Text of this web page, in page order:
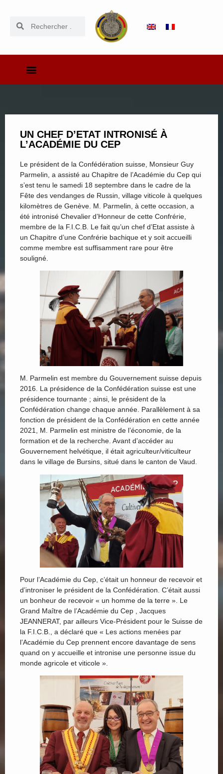
UN CHEF D’ETAT INTRONISÉ À
L’ACADÉMIE DU CEP
Le président de la Confédération suisse, Monsieur Guy
Parmelin, a assisté au Chapitre de l’Académie du Cep qui
s’est tenu le samedi 18 septembre dans le cadre de la
Fête des vendanges de Russin, village viticole à quelques
kilomètres de Genève. M. Parmelin, à cette occasion, a
été intronisé Chevalier d’Honneur de cette Confrérie,
membre de la F.I.C.B. Le fait qu’un chef d’Etat assiste à
un Chapitre d’une Confrérie bachique et y soit accueilli
comme membre est suffisamment rare pour être
souligné.
M. Parmelin est membre du Gouvernement suisse depuis
2016. La présidence de la Confédération suisse est une
présidence tournante ; ainsi, le président de la
Confédération change chaque année. Parallèlement à sa
fonction de président de la Confédération en cette année
2021, M. Parmelin est ministre de l’économie, de la
formation et de la recherche. Avant d’accéder au
Gouvernement helvétique, il était agriculteur/viticulteur
dans le village de Bursins, situé dans le canton de Vaud.
Pour l’Académie du Cep, c’était un honneur de recevoir et
d’introniser le président de la Confédération. C’était aussi
un bonheur de recevoir « un homme de la terre ». Le
Grand Maître de l’Académie du Cep , Jacques
JEANNERAT, par ailleurs Vice-Président pour le Suisse de
la F.I.C.B., a déclaré que « Les actions menées par
l’Académie du Cep prennent encore davantage de sens
quand on y accueille et intronise une personne issue du
monde agricole et viticole ».